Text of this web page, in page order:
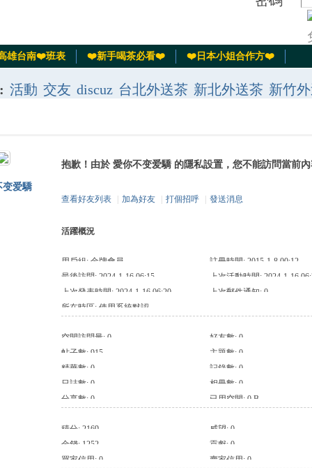
雄台南❤️班表 ❤️新手喝茶必看❤️ ❤️日本小姐合作方❤️
活動 交友 discuz 台北外送茶 新北外送茶 新竹
夜情
变爱驕
抱歉！由於 愛你不变爱驕 的隱私設置，您不能訪問當前
查看好友列表 加為好友 打個招呼 發送消息
活躍概況
用戶組: 金牌會員
註冊時間: 2015-1-8 00:12
最後訪問: 2024-1-16 06:15
上次活動時間: 2024-1-16
上次發表時間: 2024-1-16 06:20
上次郵件通知: 0
所在時區: 使用系統默認
空間訪問量: 0
好友數: 0
帖子數: 915
主題數: 0
精華數: 0
記錄數: 0
日誌數: 0
相冊數: 0
分享數: 0
已用空間: 0 B
積分: 2169
威望: 0
金錢: 1252
貢獻: 0
買家信用: 0
賣家信用: 0